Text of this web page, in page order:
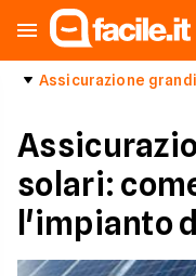
Assicurazione
solari:
l'impianto